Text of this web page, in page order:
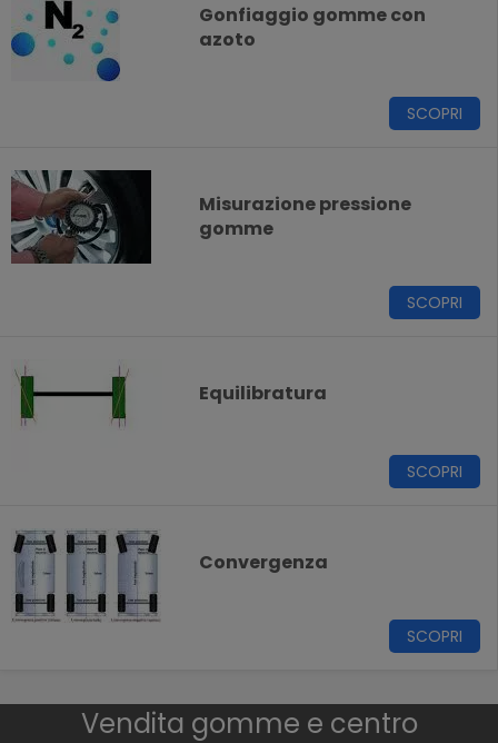
Gonfiaggio gomme con
azoto
SCOPRI
Misurazione pressione
gomme
SCOPRI
Equilibratura
SCOPRI
Convergenza
SCOPRI
Vendita gomme e centro